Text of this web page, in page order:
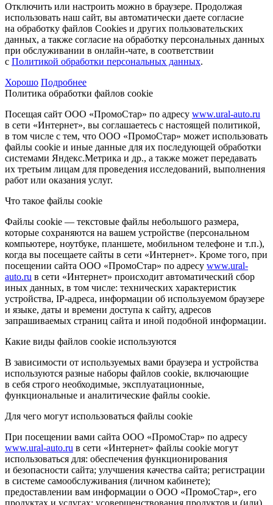
Отключить или настроить можно в браузере. Продолжая
использовать наш сайт, вы автоматически даете согласие
на обработку файлов Cookies и других пользовательских
данных, а также согласие на обработку персональных данных
при обслуживании в онлайн-чате, в соответствии
с Политикой обработки персональных данных.
Хорошо Подробнее
Политика обработки файлов cookie
Посещая сайт ООО «ПромоСтар» по адресу www.ural-auto.ru
в сети «Интернет», вы соглашаетесь с настоящей политикой,
в том числе с тем, что ООО «ПромоСтар» может использовать
файлы cookie и иные данные для их последующей обработки
системами Яндекс.Метрика и др., а также может передавать
их третьим лицам для проведения исследований, выполнения
работ или оказания услуг.
Что такое файлы cookie
Файлы cookie — текстовые файлы небольшого размера,
которые сохраняются на вашем устройстве (персональном
компьютере, ноутбуке, планшете, мобильном телефоне и т.п.),
когда вы посещаете сайты в сети «Интернет». Кроме того, при
посещении сайта ООО «ПромоСтар» по адресу www.ural-
auto.ru в сети «Интернет» происходит автоматический сбор
иных данных, в том числе: технических характеристик
устройства, IP-адреса, информации об используемом браузере
и языке, даты и времени доступа к сайту, адресов
запрашиваемых страниц сайта и иной подобной информации.
Какие виды файлов cookie используются
В зависимости от используемых вами браузера и устройства
используются разные наборы файлов cookie, включающие
в себя строго необходимые, эксплуатационные,
функциональные и аналитические файлы cookie.
Для чего могут использоваться файлы cookie
При посещении вами сайта ООО «ПромоСтар» по адресу
www.ural-auto.ru в сети «Интернет» файлы cookie могут
использоваться для: обеспечения функционирования
и безопасности сайта; улучшения качества сайта; регистрации
в системе самообслуживания (личном кабинете);
предоставлении вам информации о ООО «ПромоСтар», его
продуктах и услугах; усовершенствования продуктов и (или)